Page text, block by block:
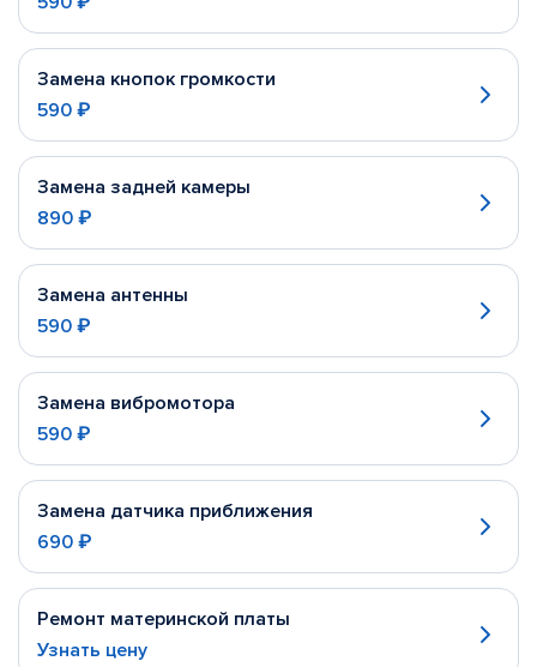
Замена кнопок громкости
590 ₽
Замена задней камеры
890 ₽
Замена антенны
590 ₽
Замена вибромотора
590 ₽
Замена датчика приближения
690 ₽
Ремонт материнской платы
Узнать цену